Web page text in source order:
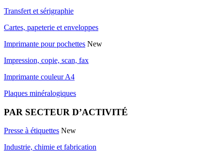
Transfert et sérigraphie
Cartes, papeterie et enveloppes
Imprimante pour pochettes New
Impression, copie, scan, fax
Imprimante couleur A4
Plaques minéralogiques
PAR SECTEUR D’ACTIVITÉ
Presse à étiquettes New
Industrie, chimie et fabrication